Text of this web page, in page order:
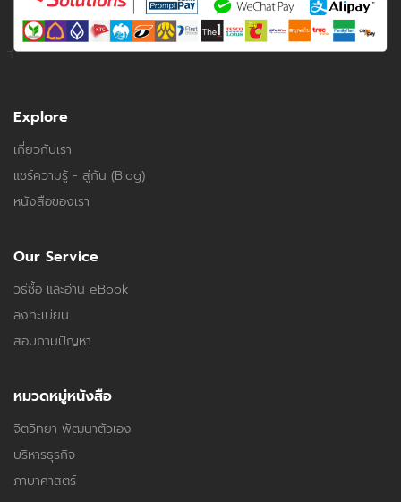
Explore
เกี่ยวกับเรา
แชร์ความรู้ - สู่กัน (Blog)
หนังสือของเรา
Our Service
วิธีซื้อ และอ่าน eBook
ลงทะเบียน
สอบถามปัญหา
หมวดหมู่หนังสือ
จิตวิทยา พัฒนาตัวเอง
บริหารธุรกิจ
ภาษาศาสตร์